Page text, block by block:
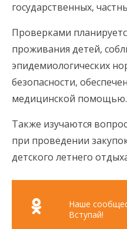
государственных,
Проверками
проживания детей,
эпидемиологических
безопасности,
медицинской помощью.
Также изучаются
при проведении
детского летнего
Наше
Вступай!